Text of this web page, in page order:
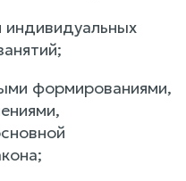
индивидуальных
формированиями,